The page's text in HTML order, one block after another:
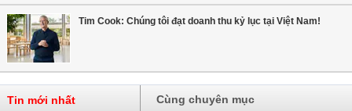
Tim Cook: Chúng tôi đạt doanh thu kỷ lục tại Việt Nam!
Tin mới nhất Cùng chuyên mục